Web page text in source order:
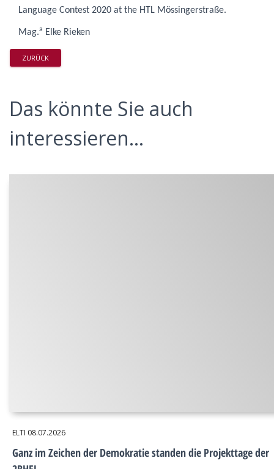
Language Contest 2020 at the HTL Mössingerstraße.
Mag.a Elke Rieken
ZURÜCK
Das könnte Sie auch
interessieren...
ELTI 08.07.2026
Ganz im Zeichen der Demokratie standen die Projekttage der